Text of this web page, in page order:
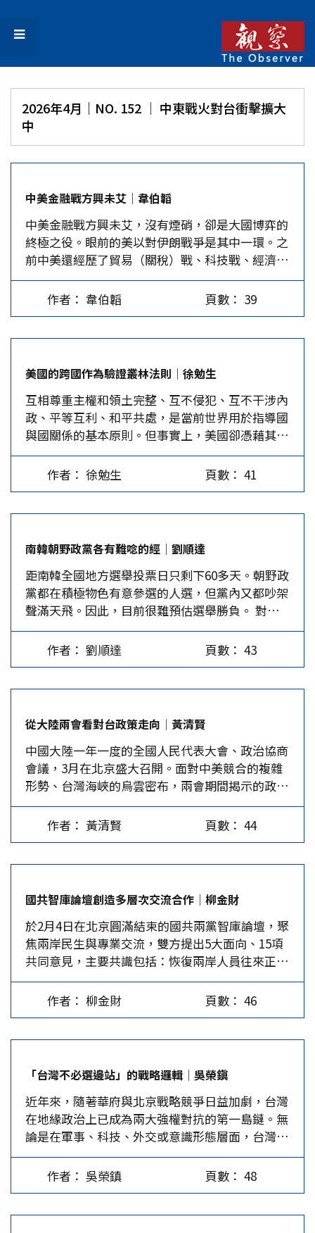
2026年4月｜NO. 152 │ 中東戰火對台衝擊擴大
中
中美金融戰方興未艾│韋伯韜
中美金融戰方興未艾，沒有煙硝，卻是大國博弈的
終極之役。眼前的美以對伊朗戰爭是其中一環。之
前中美還經歷了貿易（關稅）戰、科技戰、經濟
戰、冷戰、韓戰。 1950年的韓戰是熱戰，其慘烈
眾所周知，志願軍數個冰雕連的犧牲令人心痛、敬
佩。當時中美至少打成了平手，長津湖戰役美軍陸
熊團」（第7師第31加強團），團長被擊斃，團旗
被繳獲。以當時國力之巨大差距，大陸可說完成了
不可能的任務。美國不甘挫折，揚言以原子彈對
付，迫使大陸不要褲子也要原子，於1964年原子彈
試爆成功、1967年氫彈試爆成功，洲際彈道飛彈也
於1980年完成。中美從此具有相互完全毀滅的能
力，所以不再有大規模熱戰。 二戰後美國及其盟
國發動冷戰，至1991年蘇聯解體，時間近半世紀。
攏、入世。中美冷戰於焉不了了之。 經濟戰、科
技戰、貿易戰 蘇聯解體後，美國國力一枝獨秀，
認為連歷史都終結了，世界將永遠如此。美軍橫行
天下，終於逼出賓拉登，在亞非各地發起不對稱抗
爭，其中包括2001年的911事件，美國平民大規模
傷亡，捲入長期的反恐戰爭，直至2021年美國不勝
負荷，倉皇退出阿富汗。而中國2010年的GDP超
過日本，成為世界第二大經濟體；2025年美國
是經濟戰。…
作者： 韋伯韜 頁數： 39
美國的跨國作為驗證叢林法則│徐勉生
互相尊重主權和領土完整、互不侵犯、互不干涉內
政、平等互利、和平共處，是當前世界用於指導國
與國關係的基本原則。但事實上，美國卻憑藉其強
大的經濟與軍事實力，不斷介入鄰近國家的外交甚
至國內事務，赤裸裸地呈現出國際政治的黑暗面。
介入宏都拉斯總統選舉 2025年11月30日，宏都拉
卡達。由於新任總統的施政方針會影響宏國與鄰近
或往來密切國家的雙邊關係，相關國家都十分關注
此次大選，但都遵守國際慣例，謹言慎行以避免影
響選情。然而，美國總統川普卻公然表態大力支持
阿斯夫拉，甚至揚言如果阿斯夫拉落敗，將削減對
宏都拉斯的財政援助。 另一方面，川普二度就任
後，強力遣返美國境內的外國移民；川普支持阿斯
夫拉讓眾多宏國選民相信，如果阿斯夫拉勝選，許
不得不屈從美國的意志，讓阿斯夫拉獲選。 美國
援助宏都拉斯固然是善盡國際責任的義舉，但受惠
者應該是宏都拉斯全體人民，而不是某一政黨，更
不該獨厚於特定人士。先進國家向相對貧窮落後的
國家提供援助，是極為普遍的現象，也是一種國際
責任。國際經濟合作發展組織早已要求先進國家，
每年提供GDP的0.7%用於援助落後國家。川普卻
揚言，阿斯夫拉若落敗將削減對宏都拉斯的援助，
心態。…
作者： 徐勉生 頁數： 41
南韓朝野政黨各有難唸的經│劉順達
距南韓全國地方選舉投票日只剩下60多天。朝野政
黨都在積極物色有意參選的人選，但黨內又都吵架
聲滿天飛。因此，目前很難預估選舉勝負。 對於
三大全國性重要選舉之一的地方選舉，朝野都有輸
不起的壓力。然而，選民每天看著朝野政黨內部的
各種撕裂聲，對這場選舉都興趣缺缺。 先說執政
主席8月改選，鄭清來為了培養自己的人馬，必須
排除李在明暗中指定的人選。二人幾次權力鬥爭，
近日親鄭清來的YouTuber名嘴金於俊和MBC記者
出身的張先生，在節目中爆料，李在明為脫離司法
糾纏，找了現任法務部長向數位高層檢察官施壓，
要他們取消對李在明的起訴案件。 如果此事為
真，李在明的罪名不僅不減，反而會增加一項濫用
職權。看到事情擴大，李在明立即出面否認。然
仍維持在60%左右。濫用職權情事對地方選舉會有
何影響，目前尚難預測。 就在此時，美韓關係也
發生微妙的變化。川普找來南韓國務總理金敏錫問
話，大概想瞭解南韓對川普訪華的立場，並告訴金
總理川普與金正恩關係良好。不料，金正恩於3月
14日發射10多枚彈道飛彈，向美國和南韓示威。
作者： 劉順達 頁數： 43
從大陸兩會看對台政策走向│黃清賢
中國大陸一年一度的全國人民代表大會、政治協商
會議，3月在北京盛大召開。面對中美競合的複雜
形勢、台灣海峽的烏雲密布，兩會期間揭示的政府
工作報告、最高人民法院與人民檢察院工作報告、
國民經濟和社會發展第十五個五年規劃綱要，以及
通過《民族團結進步促進法》，彰顯大陸的依法治
還是善用大陸的法律框架，以兩岸同屬中華民族的
思維，依據中華民國憲法的一中法理，構建兩岸和
平穩定發展的制度性架構，爭取台灣人民的最大福
祉。 反獨促統的強力法律治理 今年的政府工作報
告指出，堅決「打擊」台獨分裂勢力，反對外部勢
力干涉，推動兩岸關係和平發展、推進祖國統一大
業。相對於之前政府工作報告指出堅決「反對」台
獨，今年已轉為到堅決「打擊」台獨勢力，顯示在
施。 最高人民法院工作報告指出，貫徹《反分裂
國家法》，嚴懲台獨頑固分子；對煽動分裂國家、
破壞國家統一的李延賀依法定罪判刑。最高人民檢
察院的工作報告則表示，會同最高人民法院、國家
安全部等，制定依法懲治台獨頑固分子分裂國家、
煽動分裂國家犯罪的意見，堅決捍衛國家主權、統
一和領土完整。…
作者： 黃清賢 頁數： 44
國共智庫論壇創造多層次交流合作│柳金財
於2月4日在北京圓滿結束的國共兩黨智庫論壇，聚
焦兩岸民生與專業交流，雙方提出5大面向、15項
共同意見，主要共識包括：恢復兩岸人員往來正常
化、逐步恢復觀光旅遊、推動海空直航與航線調
整、加強產業合作及永續發展交流，並在「九二共
識、反對台獨」的基礎上，促進兩岸和平發展。
官方對話機制停滯的情勢下，讓兩岸維持了必要的
溝通與合作空間是重要課題。從政治理論中的功能
主義（functionalism）視角出發，兩岸並非只能
在主權與安全議題上對立，而可透過技術性、專業
性與民生性領域的合作，逐步建立跨界連結，進而
形成緩和兩岸衝突的結構性力量。通常而言，功能
主義主要是強調從低階政治（low politics）入
手，累積合作成果，降低高階政治（high
作者： 柳金財 頁數： 46
「台灣不必選邊站」的戰略邏輯│吳榮鎭
近年來，隨著華府與北京戰略競爭日益加劇，台灣
在地緣政治上已成為兩大強權對抗的第一島鏈。無
論是在軍事、科技、外交或意識形態層面，台灣都
被推到兩強政治舞台的戰略前沿。這種情勢使得台
灣社會面臨一個越來越尖銳的問題：台灣是否必須
在中美之間選邊站，還是應該採取避險與平衡策
作者： 吳榮鎮 頁數： 48